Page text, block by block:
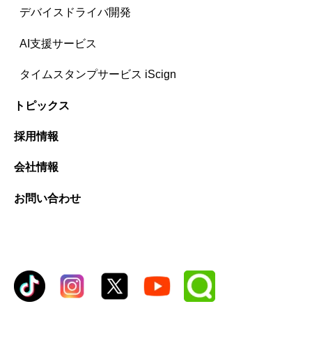
デバイスドライバ開発
AI支援サービス
タイムスタンプサービス iScign
トピックス
採用情報
会社情報
お問い合わせ